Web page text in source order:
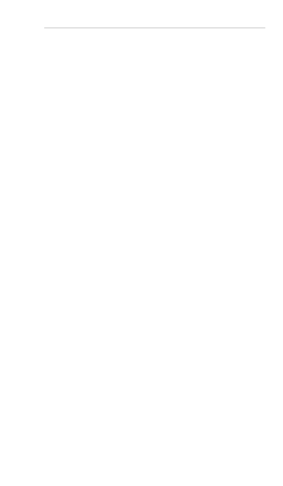
desarrolla durante todo el año: brindar